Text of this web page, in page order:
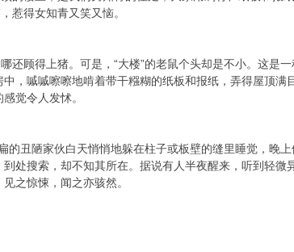
惹得女知青又笑又恼。
顾得上猪。可是，“大楼”的老鼠个头却是不小。这是
，嘁嘁嚓嚓地啃着带干糨糊的纸板和报纸，弄得屋顶满
觉令人发怵。
的丑陋家伙白天悄悄地躲在柱子或板壁的缝里睡觉，晚
处搜索，却不知其所在。据说有人半夜醒来，听到轻微
之惊悚，闻之亦骇然。